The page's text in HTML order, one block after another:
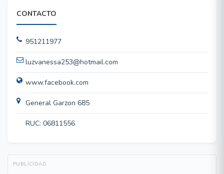
CONTACTO
951211977
luzvanessa253@hotmail.com
www.facebook.com
General Garzon 685
RUC: 06811556